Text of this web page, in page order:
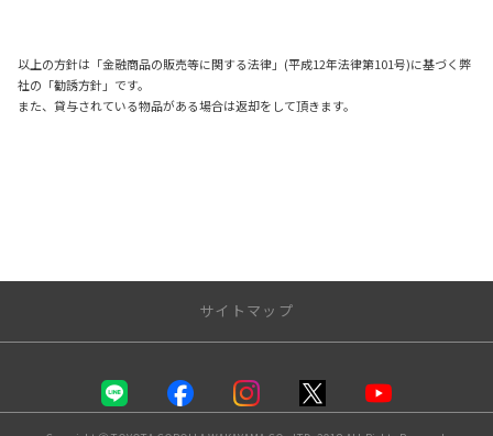
以上の方針は「金融商品の販売等に関する法律」(平成12年法律第101号)に基づく弊
社の「勧誘方針」です。
また、貸与されている物品がある場合は返却をして頂きます。
サイトマップ